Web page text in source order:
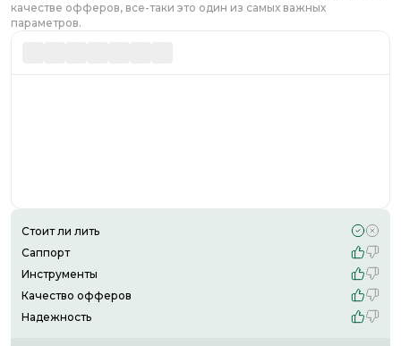
качестве офферов, все-таки это один из самых важных
параметров.
Стоит ли лить
Саппорт
Инструменты
Качество офферов
Надежность